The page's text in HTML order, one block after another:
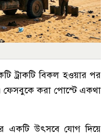
ট্রাকটি বিকল হওয়ার পর
ফেসবুকে করা পোস্টে একথা
একটি উৎসবে যোগ দিয়ে